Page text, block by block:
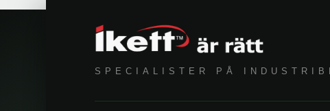
SPECIALISTER PÅ